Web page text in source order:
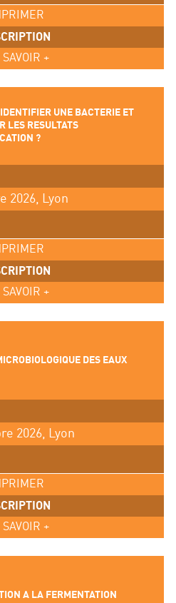
SAVOIR +
UNE BACTERIE ET
LES RESULTATS
?
2026, Lyon
SAVOIR +
DES EAUX
2026, Lyon
SAVOIR +
A LA FERMENTATION